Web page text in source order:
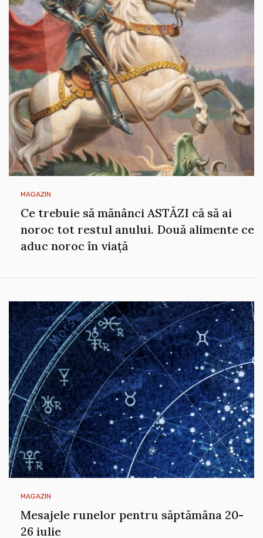
MAGAZIN
Ce trebuie să mănânci ASTĂZI că să ai
noroc tot restul anului. Două alimente ce
aduc noroc în viață
MAGAZIN
Mesajele runelor pentru săptămâna 20-
26 iulie